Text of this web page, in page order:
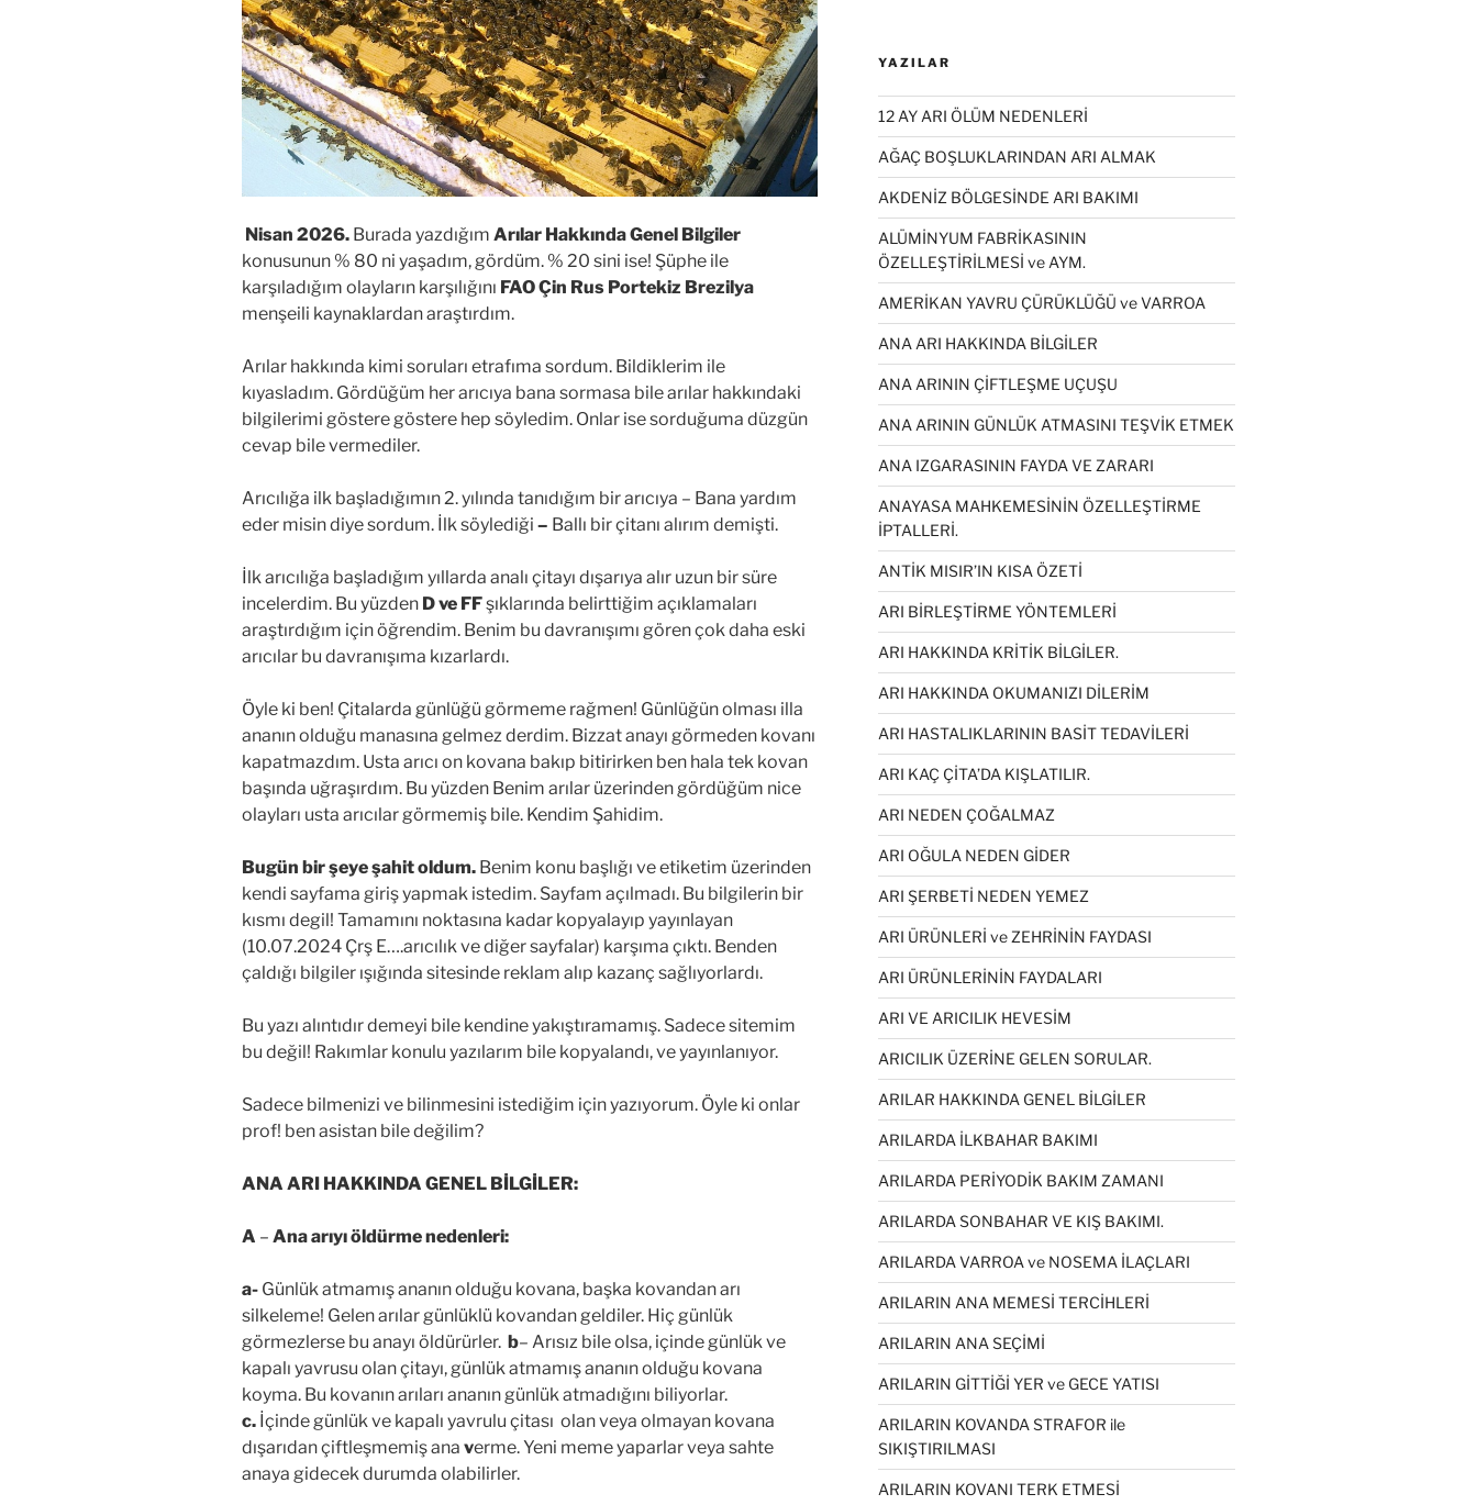
Nisan 2026. Burada yazdığım Arılar Hakkında Genel Bilgiler
konusunun % 80 ni yaşadım, gördüm. % 20 sini ise! Şüphe ile
karşıladığım olayların karşılığını FAO Çin Rus Portekiz Brezilya
menşeili kaynaklardan araştırdım.
Arılar hakkında kimi soruları etrafıma sordum. Bildiklerim ile
kıyasladım. Gördüğüm her arıcıya bana sormasa bile arılar hakkındaki
bilgilerimi göstere göstere hep söyledim. Onlar ise sorduğuma düzgün
cevap bile vermediler.
Arıcılığa ilk başladığımın 2. yılında tanıdığım bir arıcıya – Bana yardım
eder misin diye sordum. İlk söylediği – Ballı bir çitanı alırım demişti.
İlk arıcılığa başladığım yıllarda analı çitayı dışarıya alır uzun bir süre
incelerdim. Bu yüzden D ve FFşıklarında belirttiğim açıklamaları
araştırdığım için öğrendim. Benim bu davranışımı gören çok daha eski
arıcılar bu davranışıma kızarlardı.
Öyle ki ben! Çitalarda günlüğü görmeme rağmen! Günlüğün olması illa
ananın olduğu manasına gelmez derdim. Bizzat anayı görmeden kovanı
kapatmazdım. Usta arıcı on kovana bakıp bitirirken ben hala tek kovan
başında uğraşırdım. Bu yüzden Benim arılar üzerinden gördüğüm nice
olayları usta arıcılar görmemiş bile. Kendim Şahidim.
Bugün bir şeye şahit oldum. Benim konu başlığı ve etiketim üzerinden
kendi sayfama giriş yapmak istedim. Sayfam açılmadı. Bu bilgilerin bir
kısmı degil! Tamamını noktasına kadar kopyalayıp yayınlayan
(10.07.2024 Çrş E….arıcılık ve diğer sayfalar) karşıma çıktı. Benden
çaldığı bilgiler ışığında sitesinde reklam alıp kazanç sağlıyorlardı.
Bu yazı alıntıdır demeyi bile kendine yakıştıramamış. Sadece sitemim
bu değil! Rakımlar konulu yazılarım bile kopyalandı, ve yayınlanıyor.
Sadece bilmenizi ve bilinmesini istediğim için yazıyorum. Öyle ki onlar
prof! ben asistan bile değilim?
ANA ARI HAKKINDA GENEL BİLGİLER:
A – Ana arıyı öldürmenedenleri:
a- Günlük atmamış ananın olduğu kovana, başka kovandan arı
silkeleme! Gelen arılar günlüklü kovandan geldiler. Hiç günlük
görmezlerse bu anayı öldürürler. b– Arısız bile olsa, içinde günlük ve
kapalı yavrusu olan çitayı, günlük atmamış ananın olduğu kovana
koyma. Bu kovanın arıları ananın günlük atmadığını biliyorlar.
c. İçinde günlük ve kapalı yavrulu çitası olan veya olmayan kovana
dışarıdan çiftleşmemiş ana verme. Yeni meme yaparlar veya sahte
anaya gidecek durumda olabilirler.
YAZILAR
12 AY ARI ÖLÜM NEDENLERİ
AĞAÇ BOŞLUKLARINDAN ARI ALMAK
AKDENİZ BÖLGESİNDE ARI BAKIMI
ALÜMİNYUM FABRİKASININ
ÖZELLEŞTİRİLMESİ ve AYM.
AMERİKAN YAVRU ÇÜRÜKLÜĞÜ ve VARROA
ANA ARI HAKKINDA BİLGİLER
ANA ARININ ÇİFTLEŞME UÇUŞU
ANA ARININ GÜNLÜK ATMASINI TEŞVİK ETMEK
ANA IZGARASININ FAYDA VE ZARARI
ANAYASA MAHKEMESİNİN ÖZELLEŞTİRME
İPTALLERİ.
ANTİK MISIR’IN KISA ÖZETİ
ARI BİRLEŞTİRME YÖNTEMLERİ
ARI HAKKINDA KRİTİK BİLGİLER.
ARI HAKKINDA OKUMANIZI DİLERİM
ARI HASTALIKLARININ BASİT TEDAVİLERİ
ARI KAÇ ÇİTA’DA KIŞLATILIR.
ARI NEDEN ÇOĞALMAZ
ARI OĞULA NEDEN GİDER
ARI ŞERBETİ NEDEN YEMEZ
ARI ÜRÜNLERİ ve ZEHRİNİN FAYDASI
ARI ÜRÜNLERİNİN FAYDALARI
ARI VE ARICILIK HEVESİM
ARICILIK ÜZERİNE GELEN SORULAR.
ARILAR HAKKINDA GENEL BİLGİLER
ARILARDA İLKBAHAR BAKIMI
ARILARDA PERİYODİK BAKIM ZAMANI
ARILARDA SONBAHAR VE KIŞ BAKIMI.
ARILARDA VARROA ve NOSEMA İLAÇLARI
ARILARIN ANA MEMESİ TERCİHLERİ
ARILARIN ANA SEÇİMİ
ARILARIN GİTTİĞİ YER ve GECE YATISI
ARILARIN KOVANDA STRAFOR ile
SIKIŞTIRILMASI
ARILARIN KOVANI TERK ETMESİ